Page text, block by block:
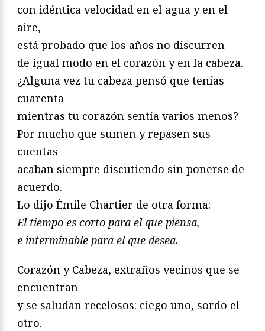
con idéntica velocidad en el agua y en el
aire,
está probado que los años no discurren
de igual modo en el corazón y en la cabeza.
¿Alguna vez tu cabeza pensó que tenías
cuarenta
mientras tu corazón sentía varios menos?
Por mucho que sumen y repasen sus
cuentas
acaban siempre discutiendo sin ponerse de
acuerdo.
Lo dijo Émile Chartier de otra forma:
El tiempo es corto para el que piensa,
e interminable para el que desea.
Corazón y Cabeza, extraños vecinos que se
encuentran
y se saludan recelosos: ciego uno, sordo el
otro.